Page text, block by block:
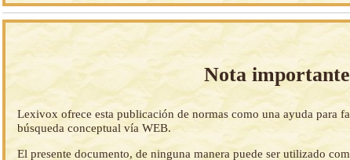
Nota importante
Lexivox ofrece esta publicación de normas como una ayuda para
búsqueda conceptual vía WEB.
El presente documento, de ninguna manera puede ser utilizado